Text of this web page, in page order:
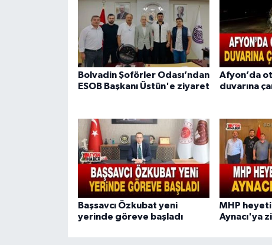
Bolvadin Şoförler Odası’ndan
ESOB Başkanı Üstün'e ziyaret
Afyon’da
duvarına
Başsavcı Özkubat yeni
yerinde göreve başladı
MHP
Aynacı'ya